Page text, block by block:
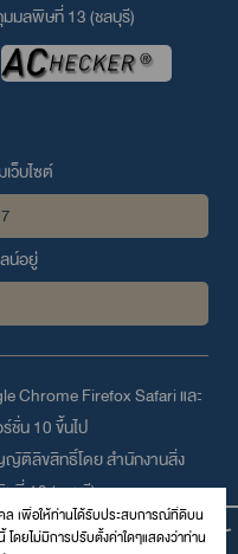
มมลพิษที่ 13 (ชลบุรี)
ว็บไซต์
น์อยู่
ChromeFirefoxSafariและ
ชั่น 10 ขึ้นไป
ติลิขสิทธิ์โดย สำนักงานสิ่ง
ที่ 13 (ชลบุรี)
านสวน อำเภอเมือง จังหวัด
เพื่อให้ท่านได้รับประสบการณ์ที่ดีบน
โดยไม่มีการปรับตั้งค่าใดๆแสดงว่าท่าน